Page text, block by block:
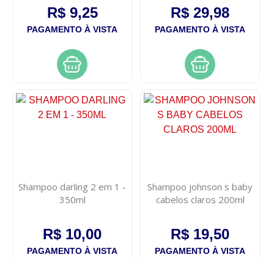
R$ 9,25
PAGAMENTO À VISTA
R$ 29,98
PAGAMENTO À VISTA
Shampoo darling 2 em 1 -
350ml
R$ 10,00
PAGAMENTO À VISTA
Shampoo johnson s baby
cabelos claros 200ml
R$ 19,50
PAGAMENTO À VISTA